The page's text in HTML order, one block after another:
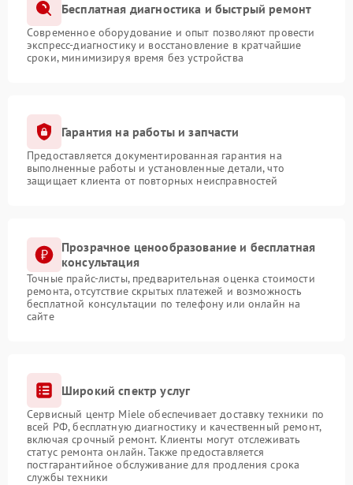
Бесплатная диагностика и быстрый ремонт
Современное оборудование и опыт позволяют провести
экспресс-диагностику и восстановление в кратчайшие
сроки, минимизируя время без устройства
Гарантия на работы и запчасти
Предоставляется документированная гарантия на
выполненные работы и установленные детали, что
защищает клиента от повторных неисправностей
Прозрачное ценообразование и бесплатная
консультация
Точные прайс-листы, предварительная оценка стоимости
ремонта, отсутствие скрытых платежей и возможность
бесплатной консультации по телефону или онлайн на
сайте
Широкий спектр услуг
Сервисный центр Miele обеспечивает доставку техники по
всей РФ, бесплатную диагностику и качественный ремонт,
включая срочный ремонт. Клиенты могут отслеживать
статус ремонта онлайн. Также предоставляется
постгарантийное обслуживание для продления срока
службы техники